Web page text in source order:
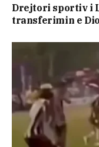
Drejtori sportiv i
transferimin e